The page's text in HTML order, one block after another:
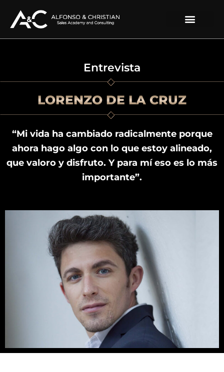
Entrevista
LORENZO DE LA CRUZ
“Mi vida ha cambiado radicalmente porque
ahora hago algo con lo que estoy alineado,
que valoro y disfruto. Y para mí eso es lo más
importante”.